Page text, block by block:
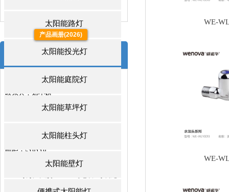
太阳能路灯
太阳能投光灯
太阳能庭院灯
太阳能草坪灯
太阳能柱头灯
太阳能壁灯
WE-
WE-
产品画册(2026)
联系我们/ CONTACTS
深圳市威诺华科技开发有限公司
联系人：郑小姐
邮箱：jeniffer@we-nova.com
传真：0755-84889992
邮编：518118
地址：深圳市龙岗区中心城龙岗大道
城广场站D出口